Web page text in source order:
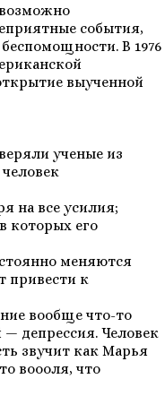
события,
В 1976
выученной
ученые из
на все усилия;
которых его
меняются
привести к
вообще что-то
— депрессия. Человек
звучит как Марья
воооля, что